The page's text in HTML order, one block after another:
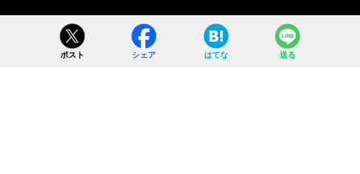
ポスト シェア はてな 送る